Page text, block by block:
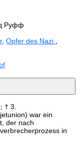
Руфф
,Opfer des Nazi
† 3.
war ein
der nach
in